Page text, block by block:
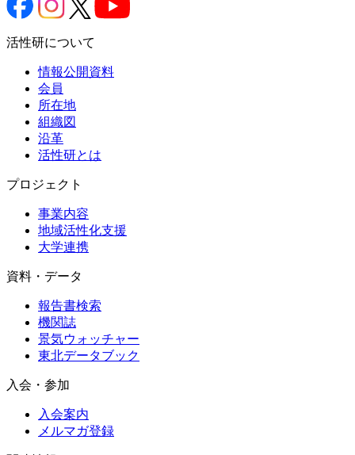
活性研について
情報公開資料
会員
所在地
組織図
沿革
活性研とは
プロジェクト
事業内容
地域活性化支援
大学連携
資料・データ
報告書検索
機関誌
景気ウォッチャー
東北データブック
入会・参加
入会案内
メルマガ登録